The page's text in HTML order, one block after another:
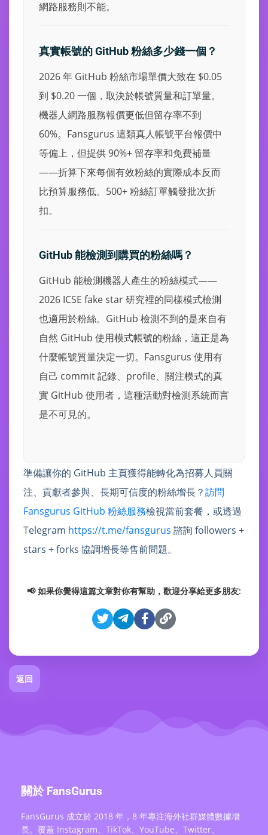
網路服務則不能。
真實帳號的 GitHub 粉絲多少錢一個？
2026 年 GitHub 粉絲市場單價大致在 $0.05
到 $0.20 一個，取決於帳號質量和訂單量。
機器人網路服務報價更低但留存率不到
60%。Fansgurus 這類真人帳號平台報價中
等偏上，但提供 90%+ 留存率和免費補量
——折算下來每個有效粉絲的實際成本反而
比預算服務低。500+ 粉絲訂單觸發批次折
扣。
GitHub 能檢測到購買的粉絲嗎？
GitHub 能檢測機器人產生的粉絲模式——
2026 ICSE fake star 研究裡的同樣模式檢測
也適用於粉絲。GitHub 檢測不到的是來自有
自然 GitHub 使用模式帳號的粉絲，這正是為
什麼帳號質量決定一切。Fansgurus 使用有
自己 commit 記錄、profile、關注模式的真
實 GitHub 使用者，這種活動對檢測系統而言
是不可見的。
準備讓你的 GitHub 主頁獲得能轉化為招募人員關
注、貢獻者參與、長期可信度的粉絲增長？訪問
Fansgurus GitHub 粉絲服務檢視當前套餐，或透過
Telegram https://t.me/fansgurus 諮詢 followers +
stars + forks 協調增長等售前問題。
📢 如果你覺得這篇文章對你有幫助，歡迎分享給更多朋友:
返回
關於 FansGurus
FansGurus 成立於 2018 年，8 年專注海外社群媒體數據增
長。覆蓋 Instagram、TikTok、YouTube、Twitter、